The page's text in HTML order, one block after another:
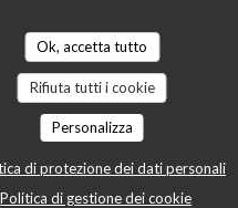
Ok, accetta tutto
Rifiuta tutti i cookie
Personalizza
di protezione dei dati personali
Politica di gestione dei cookie
: Cucina : 5
dans les assiettes et
papilles